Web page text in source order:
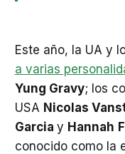
Este año, la UA y
a varias
Yung Gravy; los
USA Nicolas
Garcia y Hannah
conocido como la